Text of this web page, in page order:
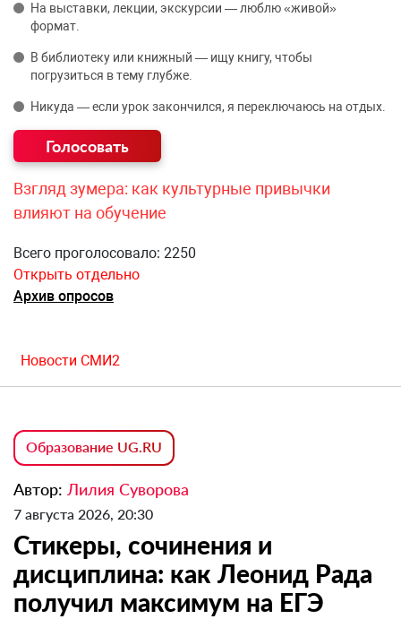
На выставки, лекции, экскурсии — люблю «живой»
формат.
В библиотеку или книжный — ищу книгу, чтобы
погрузиться в тему глубже.
Никуда — если урок закончился, я переключаюсь на отдых.
Взгляд зумера: как культурные привычки
влияют на обучение
Всего проголосовало: 2250
Открыть отдельно
Архив опросов
Новости СМИ2
Образование UG.RU
Автор: Лилия Суворова
7 августа 2026, 20:30
Стикеры, сочинения и
дисциплина: как Леонид Рада
получил максимум на ЕГЭ